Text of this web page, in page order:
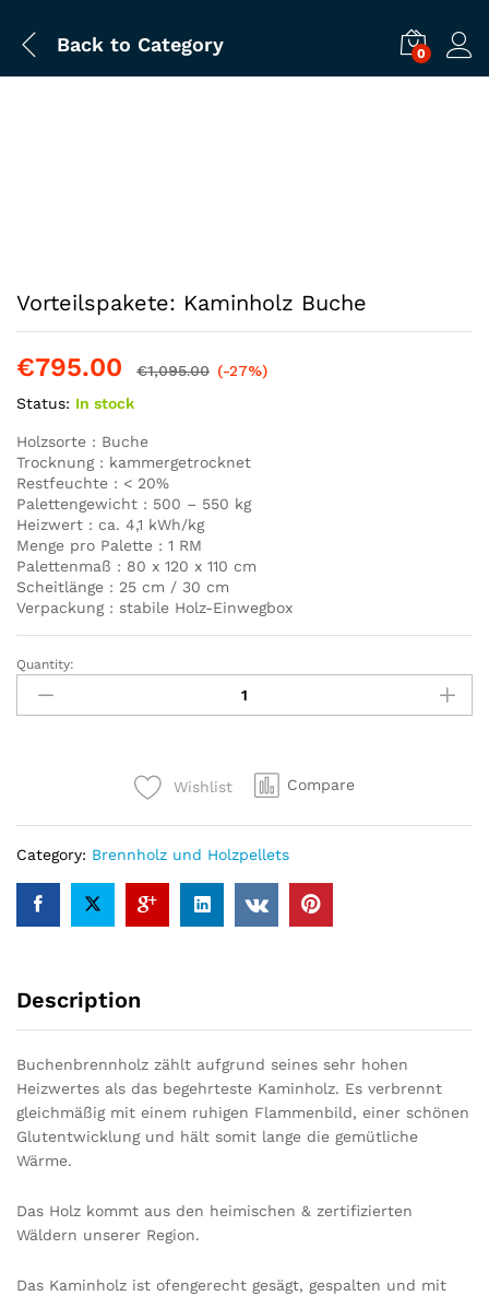
Back to Category 0
Vorteilspakete: Kaminholz Buche
€795.00 €1,095.00 (-27%)
Status: In stock
Holzsorte : Buche
Trocknung : kammergetrocknet
Restfeuchte : < 20%
Palettengewicht : 500 – 550 kg
Heizwert : ca. 4,1 kWh/kg
Menge pro Palette : 1 RM
Palettenmaß : 80 x 120 x 110 cm
Scheitlänge : 25 cm / 30 cm
Verpackung : stabile Holz-Einwegbox
Vorteilspakete:
Kaminholz
Buche
Quantity:
Wishlist Compare
Category: Brennholz und Holzpellets
Description
Buchenbrennholz zählt aufgrund seines sehr hohen
Heizwertes als das begehrteste Kaminholz. Es verbrennt
gleichmäßig mit einem ruhigen Flammenbild, einer schönen
Glutentwicklung und hält somit lange die gemütliche
Wärme.
Das Holz kommt aus den heimischen & zertifizierten
Wäldern unserer Region.
Das Kaminholz ist ofengerecht gesägt, gespalten und mit